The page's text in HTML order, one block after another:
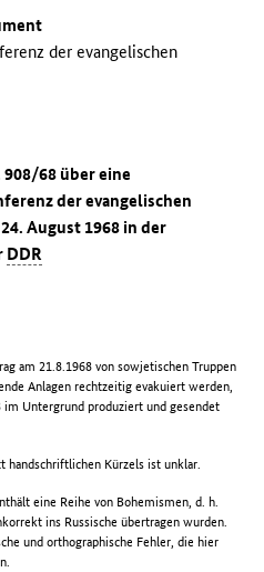
der evangelischen
68 über eine
der evangelischen
August 1968 in der
DDR
am 21.8.1968 von sowjetischen Truppen
Anlagen rechtzeitig evakuiert werden,
im Untergrund produziert und gesendet
handschriftlichen Kürzels ist unklar.
eine Reihe von Bohemismen, d. h.
ins Russische übertragen wurden.
und orthographische Fehler, die hier